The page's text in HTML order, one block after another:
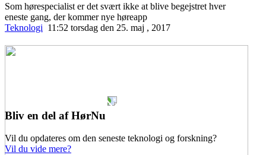
Som hørespecialist er det svært ikke at blive begejstret hver
eneste gang, der kommer nye høreapp
Teknologi 11:52 torsdag den 25. maj , 2017
Bliv en del af HørNu
Vil du opdateres om den seneste teknologi og forskning?
Vil du vide mere?